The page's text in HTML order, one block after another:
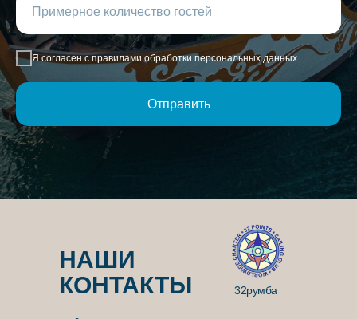
Я согласен с правилами обработки персональных данных
Отправить
НАШИ
КОНТАКТЫ
32румба